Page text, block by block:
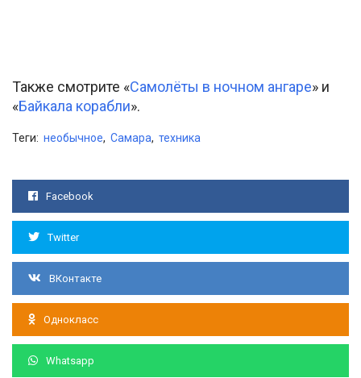
Также смотрите «Самолёты в ночном ангаре» и
«Байкала корабли».
Теги: необычное, Самара, техника
Facebook
Twitter
ВКонтакте
Однокласс
Whatsapp